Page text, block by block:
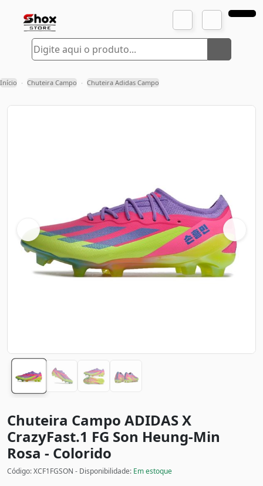
Início › Chuteira Campo › Chuteira Adidas Campo
Chuteira Campo ADIDAS X
CrazyFast.1 FG Son Heung-Min
Rosa - Colorido
Código: XCF1FGSON - Disponibilidade: Em estoque